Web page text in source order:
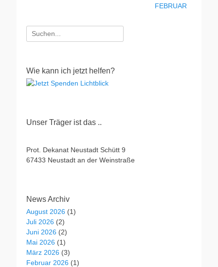
FEBRUAR
Suche
nach:
Wie kann ich jetzt helfen?
Unser Träger ist das ..
Prot. Dekanat Neustadt Schütt 9
67433 Neustadt an der Weinstraße
News Archiv
August 2026 (1)
Juli 2026 (2)
Juni 2026 (2)
Mai 2026 (1)
März 2026 (3)
Februar 2026 (1)